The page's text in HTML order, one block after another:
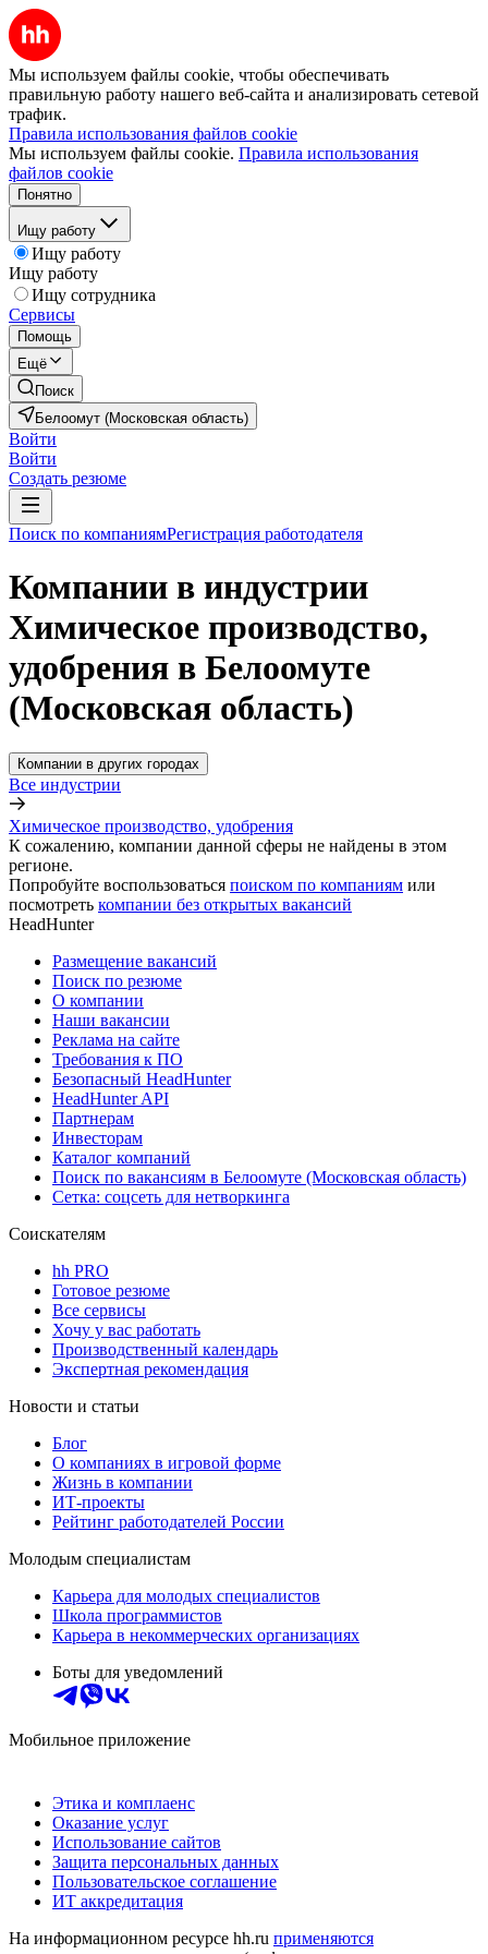
Мы используем файлы cookie, чтобы обеспечивать
правильную работу нашего веб-сайта и анализировать сетевой
трафик.
Правила использования файлов cookie
Мы используем файлы cookie. Правила использования
файлов cookie
Понятно
Ищу работу
Ищу работу
Ищу работу
Ищу сотрудника
Сервисы
Помощь
Ещё
Поиск
Белоомут (Московская область)
Войти
Войти
Создать резюме
Поиск по компаниямРегистрация работодателя
Компании в индустрии
Химическое производство,
удобрения в Белоомуте
(Московская область)
Компании в других городах
Все индустрии
Химическое производство, удобрения
К сожалению, компании данной сферы не найдены в этом
регионе.
Попробуйте воспользоваться поиском по компаниям или
посмотреть компании без открытых вакансий
HeadHunter
Размещение вакансий
Поиск по резюме
О компании
Наши вакансии
Реклама на сайте
Требования к ПО
Безопасный HeadHunter
HeadHunter API
Партнерам
Инвесторам
Каталог компаний
Поиск по вакансиям в Белоомуте (Московская область)
Сетка: соцсеть для нетворкинга
Соискателям
hh PRO
Готовое резюме
Все сервисы
Хочу у вас работать
Производственный календарь
Экспертная рекомендация
Новости и статьи
Блог
О компаниях в игровой форме
Жизнь в компании
ИТ-проекты
Рейтинг работодателей России
Молодым специалистам
Карьера для молодых специалистов
Школа программистов
Карьера в некоммерческих организациях
Боты для уведомлений
Мобильное приложение
Этика и комплаенс
Оказание услуг
Использование сайтов
Защита персональных данных
Пользовательское соглашение
ИТ аккредитация
На информационном ресурсе hh.ru применяются